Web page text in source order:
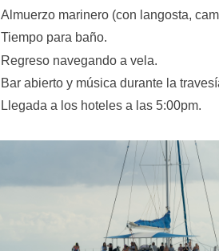
Almuerzo marinero (con langosta,
Tiempo para baño.
Regreso navegando a vela.
Bar abierto y música durante la
Llegada a los hoteles a las 5:00pm.